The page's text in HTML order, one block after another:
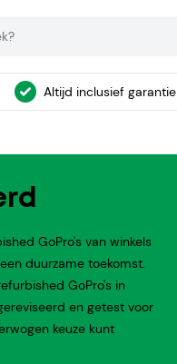
Altijd inclusief garantie
GoPro's van winkels
duurzame toekomst.
GoPro's in
en getest voor
keuze kunt